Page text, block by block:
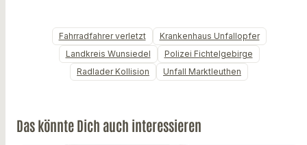
Fahrradfahrer verletzt
Krankenhaus Unfallopfer
Landkreis Wunsiedel
Polizei Fichtelgebirge
Radlader Kollision
Unfall Marktleuthen
Das könnte Dich auch interessieren